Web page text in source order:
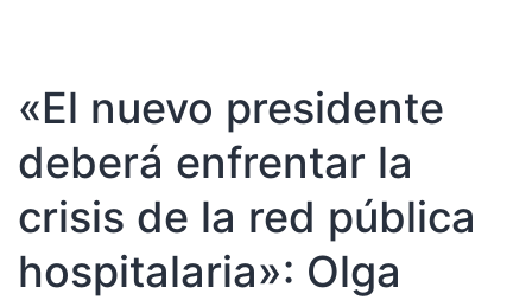
«El nuevo presidente
deberá enfrentar la
crisis de la red pública
hospitalaria»: Olga